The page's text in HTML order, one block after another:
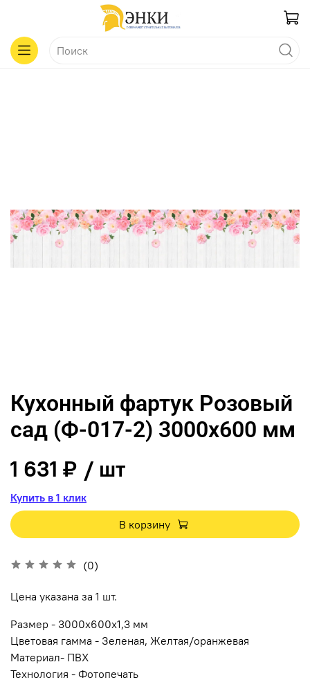
Кухонный фартук Розовый
сад (Ф-017-2) 3000х600 мм
(0)
1 631 ₽ / шт
Купить в 1 клик
В корзину
Цена указана за 1 шт.
Размер - 3000x600x1,3 мм
Цветовая гамма - Зеленая, Желтая/оранжевая
Материал- ПВХ
Технология - Фотопечать